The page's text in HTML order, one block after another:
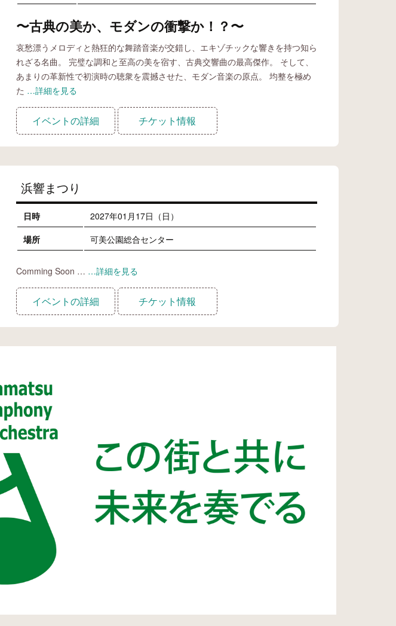
〜古典の美か、モダンの衝撃か！？〜
哀愁漂うメロディと熱狂的な舞踏音楽が交錯し、エキゾチックな響きを持つ知ら
れざる名曲。 完璧な調和と至高の美を宿す、古典交響曲の最高傑作。 そして、
あまりの革新性で初演時の聴衆を震撼させた、モダン音楽の原点。 均整を極め
た …詳細を見る
イベントの詳細 チケット情報
浜響まつり
日時
2027年01月17日（日）
場所
可美公園総合センター
Comming Soon … …詳細を見る
イベントの詳細 チケット情報